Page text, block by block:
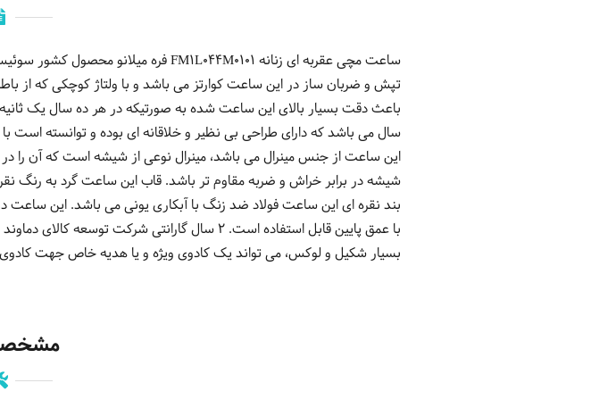
تپش و ضربان ساز در این ساعت کوارتز می باشد و با ولتاژ کوچکی که از
باعث دقت بسیار بالای این ساعت شده به صورتیکه در هر ده سال یک
سال می باشد که دارای طراحی بی نظیر و خلاقانه ای بوده و توانسته
این ساعت از جنس مینرال می باشد، مینرال نوعی از شیشه است که آن
بند نقره ای این ساعت فولاد ضد زنگ با آبکاری یونی می باشد. این
با عمق پایین قابل استفاده است. 2 سال گارانتی
بسیار شکیل و لوکس، می تواند یک کادوی ویژه و یا هدیه خاص جهت کادوی